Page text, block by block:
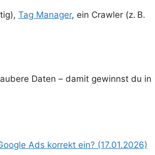
Tag Manager, ein Crawler (z. B.
Daten – damit gewinnst du in
Ads korrekt ein? (17.01.2026)